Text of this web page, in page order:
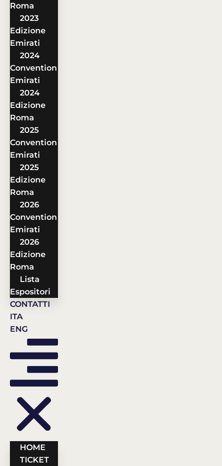
Roma
2023
Edizione
Emirati
2024
Convention
Emirati
2024
Edizione
Roma
2025
Convention
Emirati
2025
Edizione
Roma
2026
Convention
Emirati
2026
Edizione
Roma
Lista
Espositori
CONTATTI
ITA
ENG
HOME
TICKET